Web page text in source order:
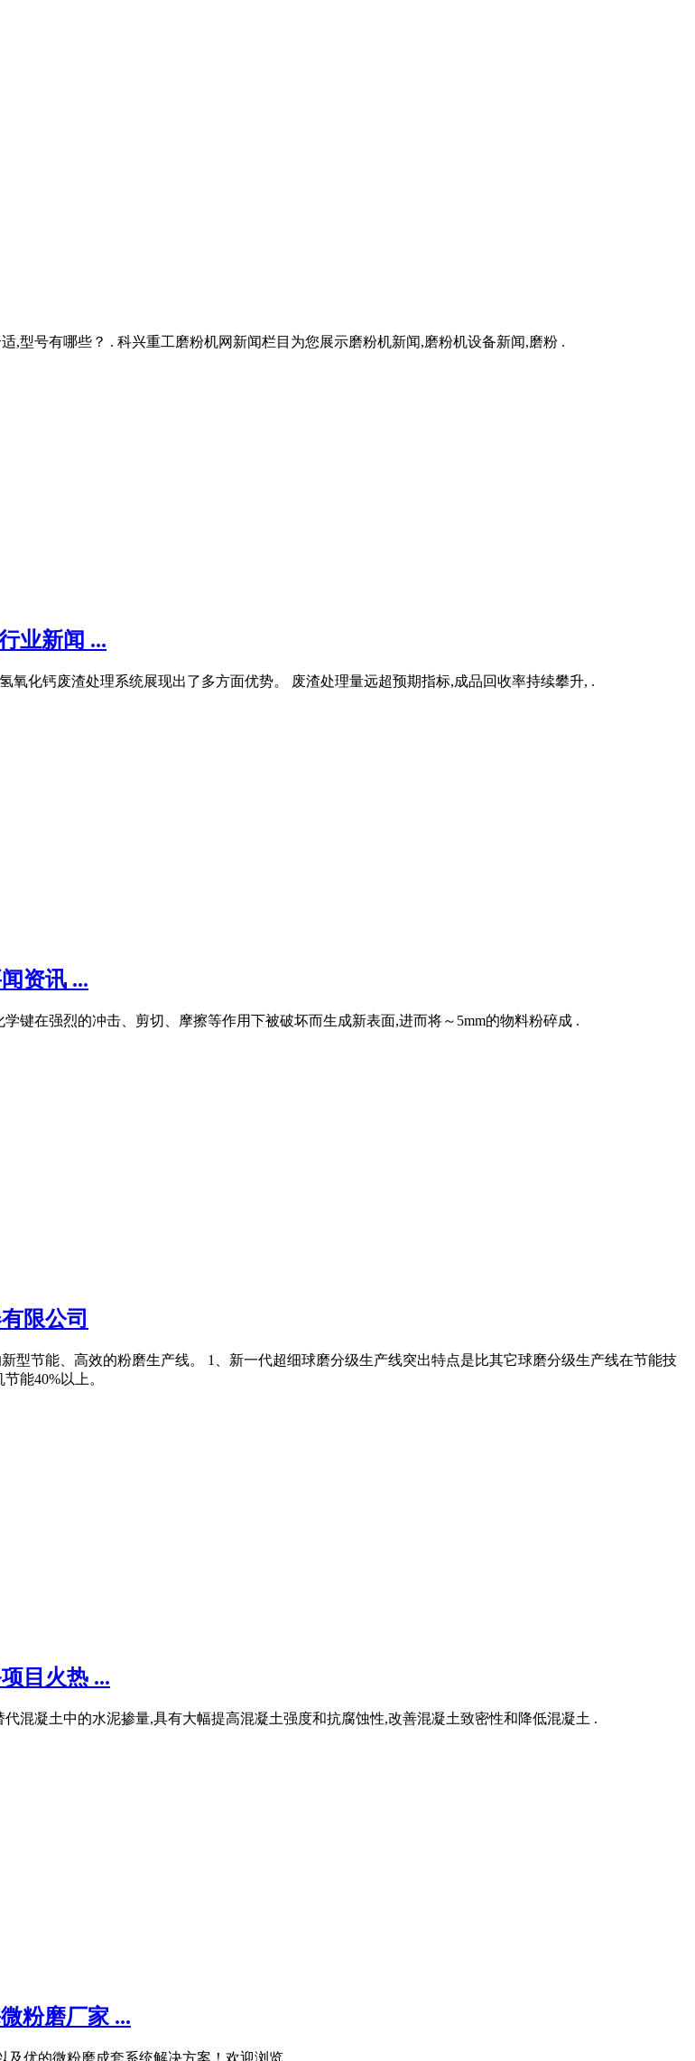
,型号有哪些？ . 科兴重工磨粉机网新闻栏目为您展示磨粉机新闻,磨粉机设备新闻,磨粉 .
业新闻 ...
化钙废渣处理系统展现出了多方面优势。 废渣处理量远超预期指标,成品回收率持续攀升, .
资讯 ...
键在强烈的冲击、剪切、摩擦等作用下被破坏而生成新表面,进而将～5mm的物料粉碎成 .
限公司
型节能、高效的粉磨生产线。 1、新一代超细球磨分级生产线突出特点是比其它球磨分级生产线在节能技
能40%以上。
目火热 ...
混凝土中的水泥掺量,具有大幅提高混凝土强度和抗腐蚀性,改善混凝土致密性和降低混凝土 .
粉磨厂家 ...
优的微粉磨成套系统解决方案！欢迎浏览.